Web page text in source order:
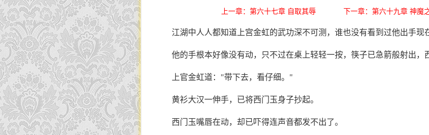
上一章：第六十七章 自取其辱 下一章：第六十九章 神魔
江湖中人人都知道上宫金虹的武功深不可测，谁也没有看到过他出手现
他的手根本好像没有动，只不过在桌上轻轻一按，筷子已急箭般射出，
上官金虹道："带下去，看仔细。"
黄衫大汉一伸手，已将西门玉身子抄起。
西门玉嘴唇在动，却已吓得连声音都发不出了。